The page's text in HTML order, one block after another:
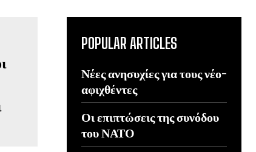
POPULAR ARTICLES
Νέες ανησυχίες για τους νέο-
αφιχθέντες
Οι επιπτώσεις της συνόδου
του ΝΑΤΟ